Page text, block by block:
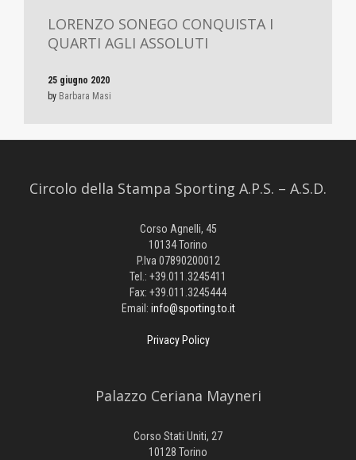
LORENZO SONEGO CONQUISTA I
QUARTI AGLI ASSOLUTI
25 giugno 2020
by Barbara Masi
Circolo della Stampa Sporting A.P.S. – A.S.D.
Corso Agnelli, 45
10134 Torino
P.Iva 07890200012
Tel.: +39.011.3245411
Fax: +39.011.3245444
Email: info@sporting.to.it
Privacy Policy
Palazzo Ceriana Mayneri
Corso Stati Uniti, 27
10128 Torino